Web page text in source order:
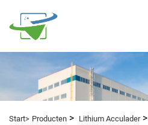
Start> Producten > Lithium Acculader>